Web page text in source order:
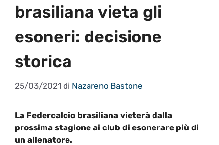
brasiliana vieta gli
esoneri: decisione
storica
25/03/2021 di Nazareno Bastone
La Federcalcio brasiliana vieterà dalla
prossima stagione ai club di esonerare più di
un allenatore.